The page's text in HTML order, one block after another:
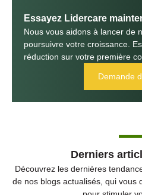
Essayez Lidercare
Nous vous aidons à lancer de
poursuivre votre croissance.
réduction sur votre première
Demande
Derniers
Découvrez les dernières
de nos blogs actualisés, qui vous